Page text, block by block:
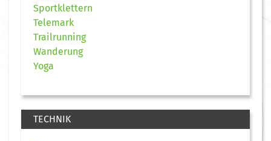
Sportklettern
Telemark
Trailrunning
Wanderung
Yoga
TECHNIK